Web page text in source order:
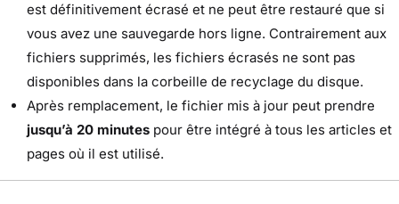
est définitivement écrasé et ne peut être restauré que si
vous avez une sauvegarde hors ligne. Contrairement aux
fichiers supprimés, les fichiers écrasés ne sont pas
disponibles dans la corbeille de recyclage du disque.
Après remplacement, le fichier mis à jour peut prendre
jusqu’à 20 minutes pour être intégré à tous les articles et
pages où il est utilisé.